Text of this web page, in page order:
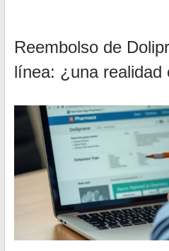
Reembolso de
línea: ¿una realidad